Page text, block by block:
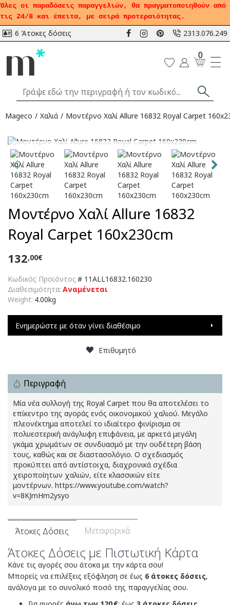
Όλες οι παραδόσεις παραγγελιών, θα πραγματοποιηθούν από
τις 24/8 και έπειτα, με σειρά προτεραιότητας.
6 Άτοκες δόσεις 2313.076.249
0
Mageco Χαλιά Μοντέρνο Χαλί Allure 16832 Royal Carpet
Αναμένεται
Μοντέρνο Χαλί Allure 16832
Royal Carpet 160x230cm
Κωδικός Προϊόντος # 11ALL16832.160230
Διαθεσιμότητα: Αναμένεται
Weight: 4.00kg
132,00€
Ενημερώστε με όταν γίνει διαθέσιμο
Επιθυμητό
Περιγραφή
Μία νέα συλλογή της Royal Carpet που θα αποτελέσει το
επίκεντρο της αγοράς ενός οικονομικού χαλιού. Μεγάλο
πλεονέκτημα αποτελεί το ιδιαίτερο φινίρισμα σε
πολυεστερική ανάγλυφη επιφάνεια, με αρκετά μεγάλη
γκάμα χρωμάτων σε συνδυασμό με την ουδέτερη βάση
τους, καθώς και σε διαστασολόγιο. Ο σχεδιασμός
προκύπτει από αντίστοιχα, διαχρονικά σχέδια
χειροποίητων χαλιών, είτε κλασσικών είτε
μοντέρνων. https://www.youtube.com/watch?
v=8KJmHm2ysyo
Άτοκες Δόσεις Μεταφορικά
Άτοκες Δόσεις με Πιστωτική Κάρτα
Κάνε τις αγορές σου άτοκα με την κάρτα σου!
Μπορείς να επιλέξεις εξόφληση σε έως 6 άτοκες δόσεις,
ανάλογα με το συνολικό ποσό της παραγγελίας σου.